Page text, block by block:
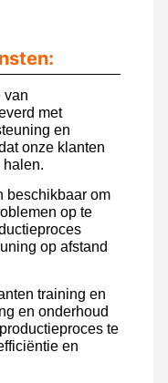
van
met
en
onze klanten
halen.
beschikbaar om
op te
op afstand
training en
en onderhoud
te
en